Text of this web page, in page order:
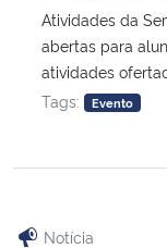
Atividades da
abertas para
atividades
Tags:
Evento
Notícia